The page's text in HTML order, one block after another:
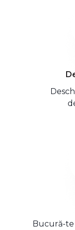
Bucură-te